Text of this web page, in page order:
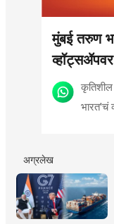
मुंबई तरुण
व्हॉट्सॲपवर
भारत'चं
अग्रलेख